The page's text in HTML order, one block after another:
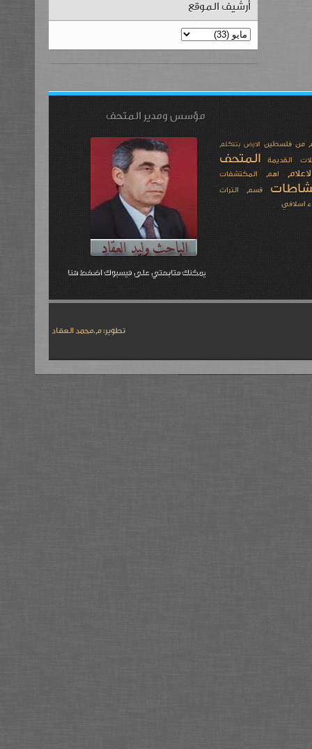
أرشيف الموقع
من فلسطين الارض بتتكلم
القديمة المتحف
اهم المكتشفات
قسم التراث
اسلافي
مؤسس ومدير المتحف
يمكنك متابعتي على فيسبوك اضغط هنا
تطوير:م.محمد العقاد